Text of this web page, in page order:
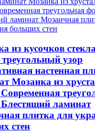
из кусочков стекла
узор
настенная
Мозаика из
Современная
ламинат
плитка для
стен